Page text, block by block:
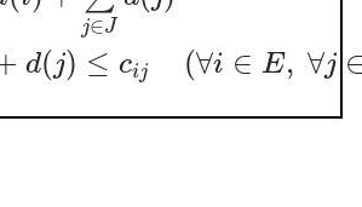
j∈J
d(j) ≤ cij (∀i ∈ E, ∀j